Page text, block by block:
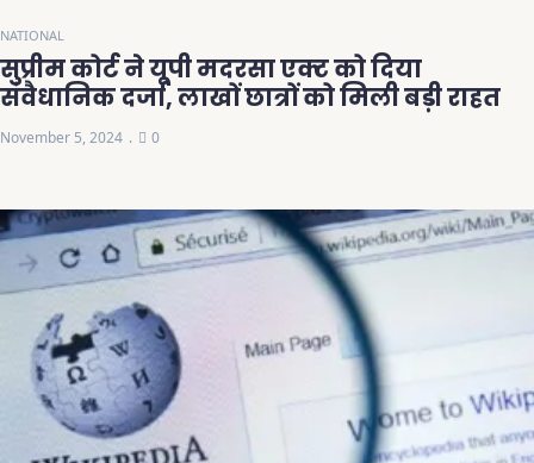
NATIONAL
सुप्रीम कोर्ट ने यूपी मदरसा एक्ट को दिया
संवैधानिक दर्जा, लाखों छात्रों को मिली बड़ी राहत
November 5, 2024 0